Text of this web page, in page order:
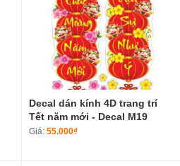
Decal dán kính 4D trang trí
Tết năm mới - Decal M19
Giá: 55.000₫